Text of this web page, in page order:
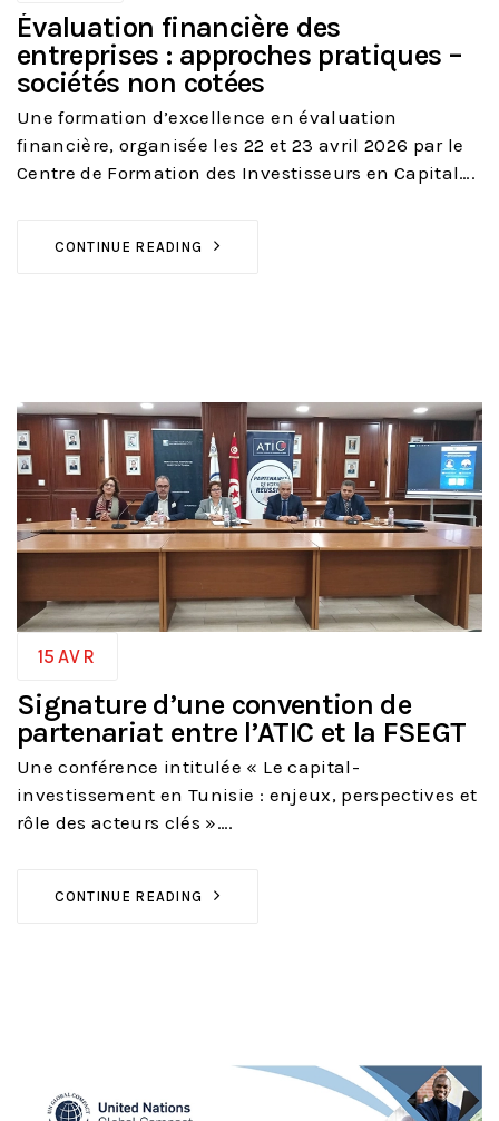
Évaluation financière des
entreprises : approches pratiques –
sociétés non cotées
Une formation d’excellence en évaluation
financière, organisée les 22 et 23 avril 2026 par le
Centre de Formation des Investisseurs en Capital….
CONTINUE READING
15 AVR
Signature d’une convention de
partenariat entre l’ATIC et la FSEGT
Une conférence intitulée « Le capital-
investissement en Tunisie : enjeux, perspectives et
rôle des acteurs clés »….
CONTINUE READING